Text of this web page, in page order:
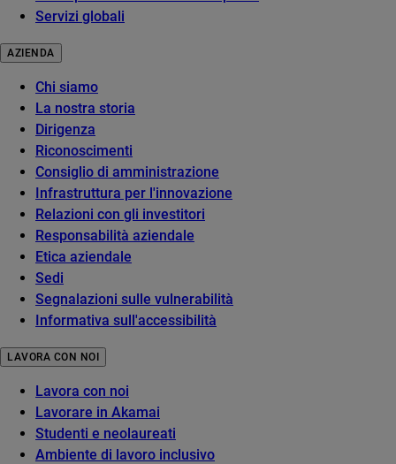
Servizi globali
AZIENDA
Chi siamo
La nostra storia
Dirigenza
Riconoscimenti
Consiglio di amministrazione
Infrastruttura per l'innovazione
Relazioni con gli investitori
Responsabilità aziendale
Etica aziendale
Sedi
Segnalazioni sulle vulnerabilità
Informativa sull'accessibilità
LAVORA CON NOI
Lavora con noi
Lavorare in Akamai
Studenti e neolaureati
Ambiente di lavoro inclusivo